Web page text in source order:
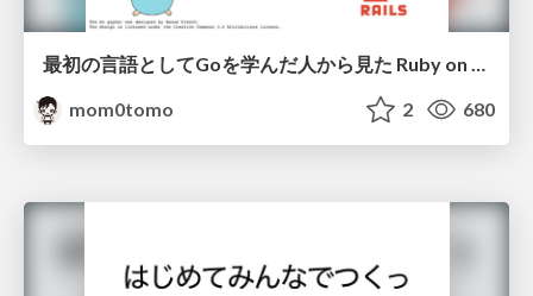
最初の言語としてGoを学んだ人から見た Ruby on Rails
mom0tomo
2 680